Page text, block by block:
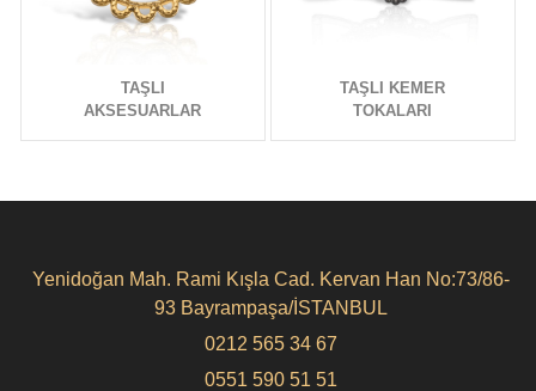
TAŞLI
AKSESUARLAR
TAŞLI KEMER
TOKALARI
Yenidoğan Mah. Rami Kışla Cad. Kervan Han No:73/86-
93 Bayrampaşa/İSTANBUL
0212 565 34 67
0551 590 51 51